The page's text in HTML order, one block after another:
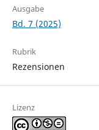
Ausgabe
Bd. 7 (2025)
Rubrik
Rezensionen
Lizenz